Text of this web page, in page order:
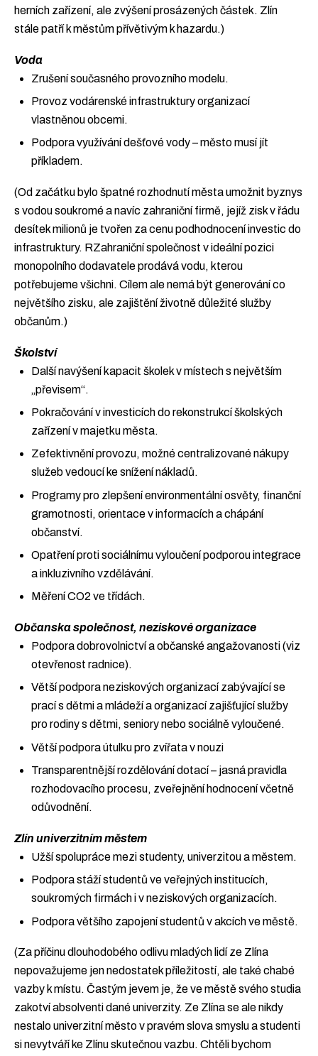
herních zařízení, ale zvýšení prosázených částek. Zlín
stále patří k městům přívětivým k hazardu.)
Voda
Zrušení současného provozního modelu.
Provoz vodárenské infrastruktury organizací
vlastněnou obcemi.
Podpora využívání dešťové vody – město musí jít
příkladem.
(Od začátku bylo špatné rozhodnutí města umožnit byznys
s vodou soukromé a navíc zahraniční firmě, jejíž zisk v řádu
desítek milionů je tvořen za cenu podhodnocení investic do
infrastruktury. RZahraniční společnost v ideální pozici
monopolního dodavatele prodává vodu, kterou
potřebujeme všichni. Cílem ale nemá být generování co
největšího zisku, ale zajištění životně důležité služby
občanům.)
Školství
Další navýšení kapacit školek v místech s největším
„převisem“.
Pokračování v investicích do rekonstrukcí školských
zařízení v majetku města.
Zefektivnění provozu, možné centralizované nákupy
služeb vedoucí ke snížení nákladů.
Programy pro zlepšení environmentální osvěty, finanční
gramotnosti, orientace v informacích a chápání
občanství.
Opatření proti sociálnímu vyloučení podporou integrace
a inkluzivního vzdělávání.
Měření CO2 ve třídách.
Občanska společnost, neziskové organizace
Podpora dobrovolnictví a občanské angažovanosti (viz
otevřenost radnice).
Větší podpora neziskových organizací zabývající se
prací s dětmi a mládeží a organizací zajišťující služby
pro rodiny s dětmi, seniory nebo sociálně vyloučené.
Větší podpora útulku pro zvířata v nouzi
Transparentnější rozdělování dotací – jasná pravidla
rozhodovacího procesu, zveřejnění hodnocení včetně
odůvodnění.
Zlín univerzitním městem
Užší spolupráce mezi studenty, univerzitou a městem.
Podpora stáží studentů ve veřejných institucích,
soukromých firmách i v neziskových organizacích.
Podpora většího zapojení studentů v akcích ve městě.
(Za příčinu dlouhodobého odlivu mladých lidí ze Zlína
nepovažujeme jen nedostatek příležitostí, ale také chabé
vazby k místu. Častým jevem je, že ve městě svého studia
zakotví absolventi dané univerzity. Ze Zlína se ale nikdy
nestalo univerzitní město v pravém slova smyslu a studenti
si nevytváří ke Zlínu skutečnou vazbu. Chtěli bychom